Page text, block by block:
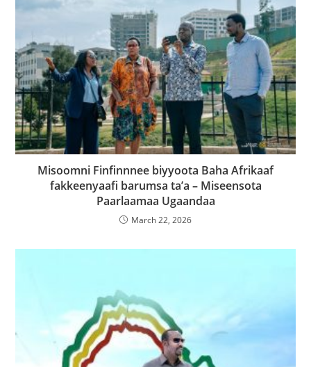
Misoomni Finfinnnee biyyoota Baha Afrikaaf
fakkeenyaafi barumsa ta’a – Miseensota
Paarlaamaa Ugaandaa
March 22, 2026